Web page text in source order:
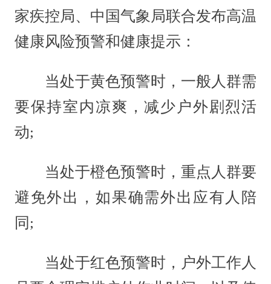
家疾控局、中国气象局联合发布高温
健康风险预警和健康提示：
当处于黄色预警时，一般人群需
要保持室内凉爽，减少户外剧烈活
动;
当处于橙色预警时，重点人群要
避免外出，如果确需外出应有人陪
同;
当处于红色预警时，户外工作人